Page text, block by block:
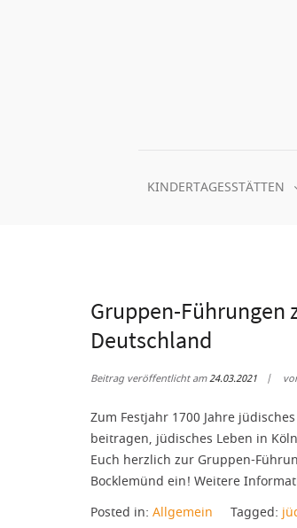
KINDERTAGESSTÄTTEN
Gruppen-Führungen
Deutschland
Beitrag veröffentlicht am24.03.2021
Zum Festjahr 1700 Jahre
beitragen, jüdisches Leben in
Euch herzlich zur Gruppen-
Bocklemünd ein! Weitere
Posted in: Allgemein Tagged: